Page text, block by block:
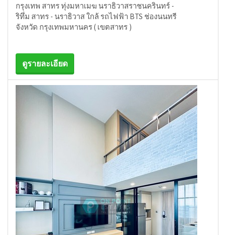
กรุงเทพ สาทร ทุ่งมหาเมฆ นราธิวาสราชนครินทร์ -
ริทึ่ม สาทร - นราธิวาส ใกล้ รถไฟฟ้า BTS ช่องนนทรี
จังหวัด กรุงเทพมหานคร ( เขตสาทร )
ดูรายละเอียด